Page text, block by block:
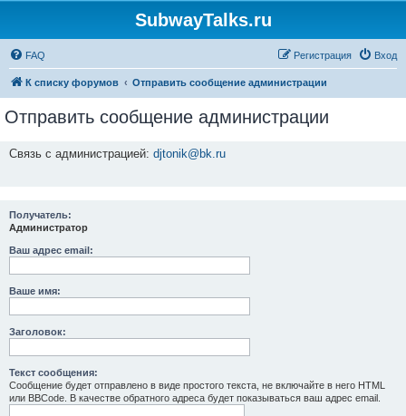
SubwayTalks.ru
FAQ Вход
Регистрация
К списку форумов Отправить сообщение администрации
Отправить сообщение администрации
Связь с администрацией: djtonik@bk.ru
Получатель:
Администратор
Ваш адрес email:
Ваше имя:
Заголовок:
Текст сообщения:
Сообщение будет отправлено в виде простого текста, не включайте в него HTML
или BBCode. В качестве обратного адреса будет показываться ваш адрес email.